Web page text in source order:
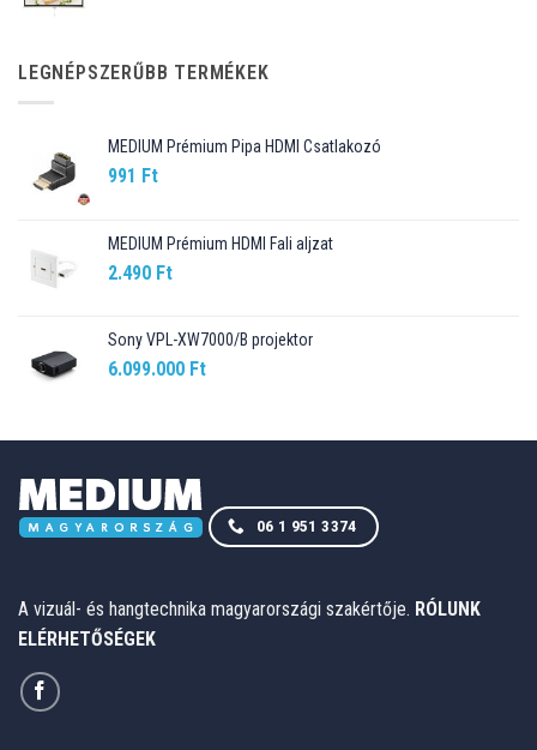
89.990 Ft.76.499 Ft.
LEGNÉPSZERŰBB TERMÉKEK
MEDIUM Prémium Pipa HDMI Csatlakozó
991 Ft
MEDIUM Prémium HDMI Fali aljzat
2.490 Ft
Sony VPL-XW7000/B projektor
6.099.000 Ft
06 1 951 3374
A vizuál- és hangtechnika magyarországi szakértője. RÓLUNK
ELÉRHETŐSÉGEK